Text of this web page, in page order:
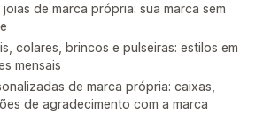
de marca própria: sua marca sem
colares, brincos e pulseiras: estilos em
mensais
de marca própria: caixas,
de agradecimento com a marca